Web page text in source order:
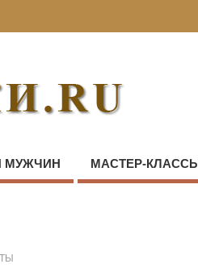
МУЖЧИН МАСТЕР-КЛАССЫ